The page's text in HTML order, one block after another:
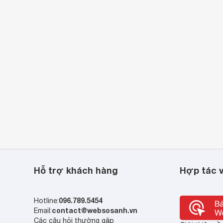
Hỗ trợ khách hàng
Hotline:096.789.5454
Email:contact@websosanh.vn
Các câu hỏi thường gặp
Hợp tác